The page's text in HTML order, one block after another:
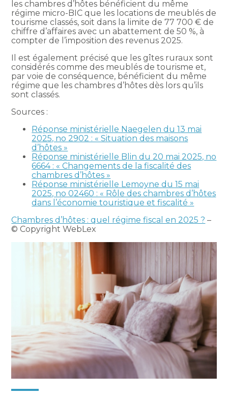
les chambres d’hôtes bénéficient du même
régime micro-BIC que les locations de meublés de
tourisme classés, soit dans la limite de 77 700 € de
chiffre d’affaires avec un abattement de 50 %, à
compter de l’imposition des revenus 2025.
Il est également précisé que les gîtes ruraux sont
considérés comme des meublés de tourisme et,
par voie de conséquence, bénéficient du même
régime que les chambres d’hôtes dès lors qu’ils
sont classés.
Sources :
Réponse ministérielle Naegelen du 13 mai
2025, no 2902 : « Situation des maisons
d’hôtes »
Réponse ministérielle Blin du 20 mai 2025, no
6664 : « Changements de la fiscalité des
chambres d’hôtes »
Réponse ministérielle Lemoyne du 15 mai
2025, no 02460 : « Rôle des chambres d’hôtes
dans l’économie touristique et fiscalité »
Chambres d’hôtes : quel régime fiscal en 2025 ? –
© Copyright WebLex